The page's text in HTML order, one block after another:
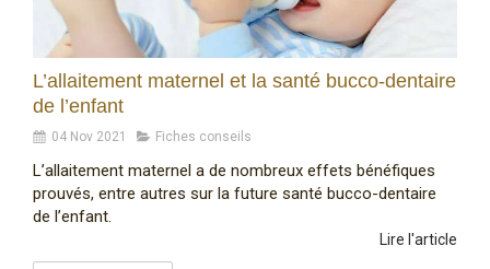
L’allaitement maternel et la santé bucco-dentaire
de l’enfant
04 Nov 2021 Fiches conseils
L’allaitement maternel a de nombreux effets bénéfiques
prouvés, entre autres sur la future santé bucco-dentaire
de l’enfant.
Lire l'article